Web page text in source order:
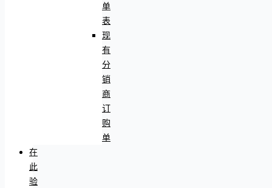
单
表
现
有
分
销
商
订
购
单
在
此
验